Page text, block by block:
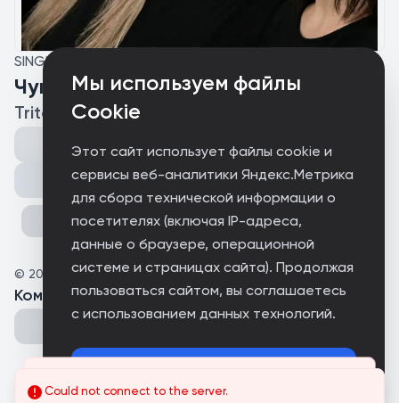
Мы используем файлы
Cookie
Этот сайт использует файлы cookie и
сервисы веб-аналитики Яндекс.Метрика
для сбора технической информации о
посетителях (включая IP-адреса,
данные о браузере, операционной
системе и страницах сайта). Продолжая
пользоваться сайтом, вы соглашаетесь
с использованием данных технологий.
SINGLE
Чукотский хит
Tritonny
Поделиться
© 2025 Кашурникова Анастасия
Комментарии(0 )
Could not connect to the server.